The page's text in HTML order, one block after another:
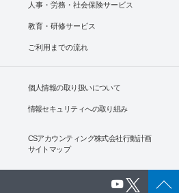
人事・労務・社会保険サービス
教育・研修サービス
ご利用までの流れ
個人情報の取り扱いについて
情報セキュリティへの取り組み
CSアカウンティング株式会社行動計画
サイトマップ